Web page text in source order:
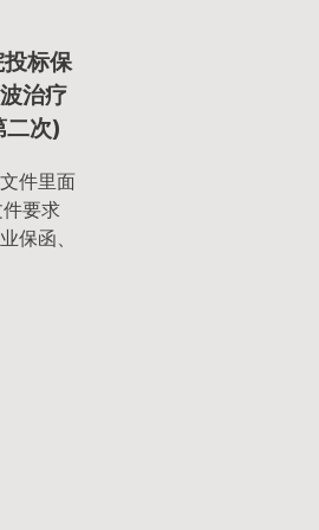
标保
治疗
次)
件里面
要求
保函、